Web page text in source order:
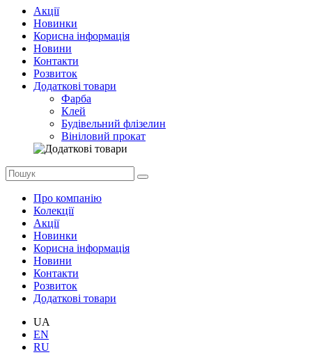
Акції
Новинки
Корисна інформація
Новини
Контакти
Розвиток
Додаткові товари
Фарба
Клей
Будівельний флізелин
Вініловий прокат
Про компанію
Колекції
Акції
Новинки
Корисна інформація
Новини
Контакти
Розвиток
Додаткові товари
UA
EN
RU